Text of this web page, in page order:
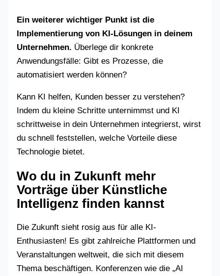
Ein weiterer wichtiger Punkt ist die
Implementierung von KI-Lösungen in deinem
Unternehmen. Überlege dir konkrete
Anwendungsfälle: Gibt es Prozesse, die
automatisiert werden können?
Kann KI helfen, Kunden besser zu verstehen?
Indem du kleine Schritte unternimmst und KI
schrittweise in dein Unternehmen integrierst, wirst
du schnell feststellen, welche Vorteile diese
Technologie bietet.
Wo du in Zukunft mehr
Vorträge über Künstliche
Intelligenz finden kannst
Die Zukunft sieht rosig aus für alle KI-
Enthusiasten! Es gibt zahlreiche Plattformen und
Veranstaltungen weltweit, die sich mit diesem
Thema beschäftigen. Konferenzen wie die „AI